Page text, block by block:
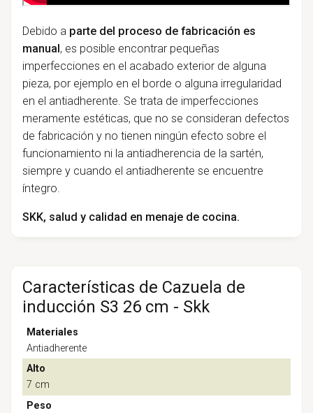
Debido a parte del proceso de fabricación es
manual, es posible encontrar pequeñas
imperfecciones en el acabado exterior de alguna
pieza, por ejemplo en el borde o alguna irregularidad
en el antiadherente. Se trata de imperfecciones
meramente estéticas, que no se consideran defectos
de fabricación y no tienen ningún efecto sobre el
funcionamiento ni la antiadherencia de la sartén,
siempre y cuando el antiadherente se encuentre
íntegro.
SKK, salud y calidad en menaje de cocina.
Características de Cazuela de
inducción S3 26 cm - Skk
Materiales
Antiadherente
Alto
7 cm
Peso